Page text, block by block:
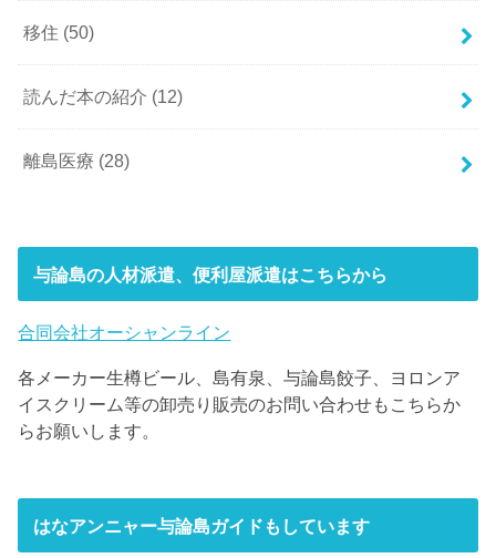
移住 (50)
読んだ本の紹介 (12)
離島医療 (28)
与論島の人材派遣、便利屋派遣はこちらから
合同会社オーシャンライン
各メーカー生樽ビール、島有泉、与論島餃子、ヨロンア
イスクリーム等の卸売り販売のお問い合わせもこちらか
らお願いします。
はなアンニャー与論島ガイドもしています